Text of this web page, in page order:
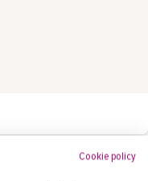
Cookie policy